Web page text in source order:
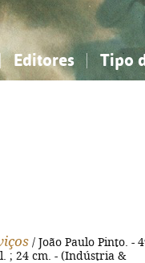
Editores Tipo
/ João Paulo Pinto. -
; 24 cm. - (Indústria &